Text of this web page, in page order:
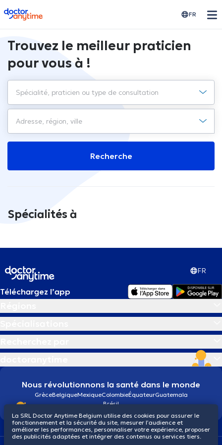
doctoranytime FR
Trouvez le meilleur praticien
pour vous à !
Recherche
Spécialités à
FR
Téléchargez l’app
Nous révolutionnons la santé dans le monde
GrèceBelgiqueMexiqueColombieÉquateurGuatemala
Brésil
La SRL Doctor Anytime Belgium utilise des cookies pour assurer le
fonctionnement et la sécurité du site, mesurer l’audience et
améliorer les performances, personnaliser votre expérience, proposer
des publicités adaptées et intégrer des contenus ou services tiers.